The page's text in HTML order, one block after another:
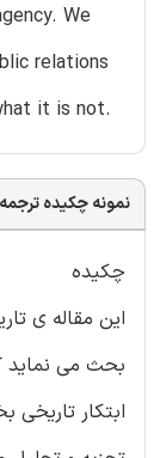
We
relations
it is not.
نمونه چکیده
چکیده
این مقاله ی
بحث می نماید
ابتکار